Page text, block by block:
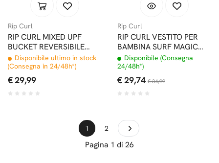
Rip Curl
RIP CURL MIXED UPF
BUCKET REVERSIBILE
BAMBINA TEAL
Disponibile ultimo in stock
(Consegna in 24/48h*)
€ 29,99
Rip Curl
RIP CURL VESTITO PER
BAMBINA SURF MAGIC
WOVEN BEGONIA PINK
Disponibile (Consegna
24/48h*)
€ 29,74 € 34,99
1 2
Pagina 1 di 26